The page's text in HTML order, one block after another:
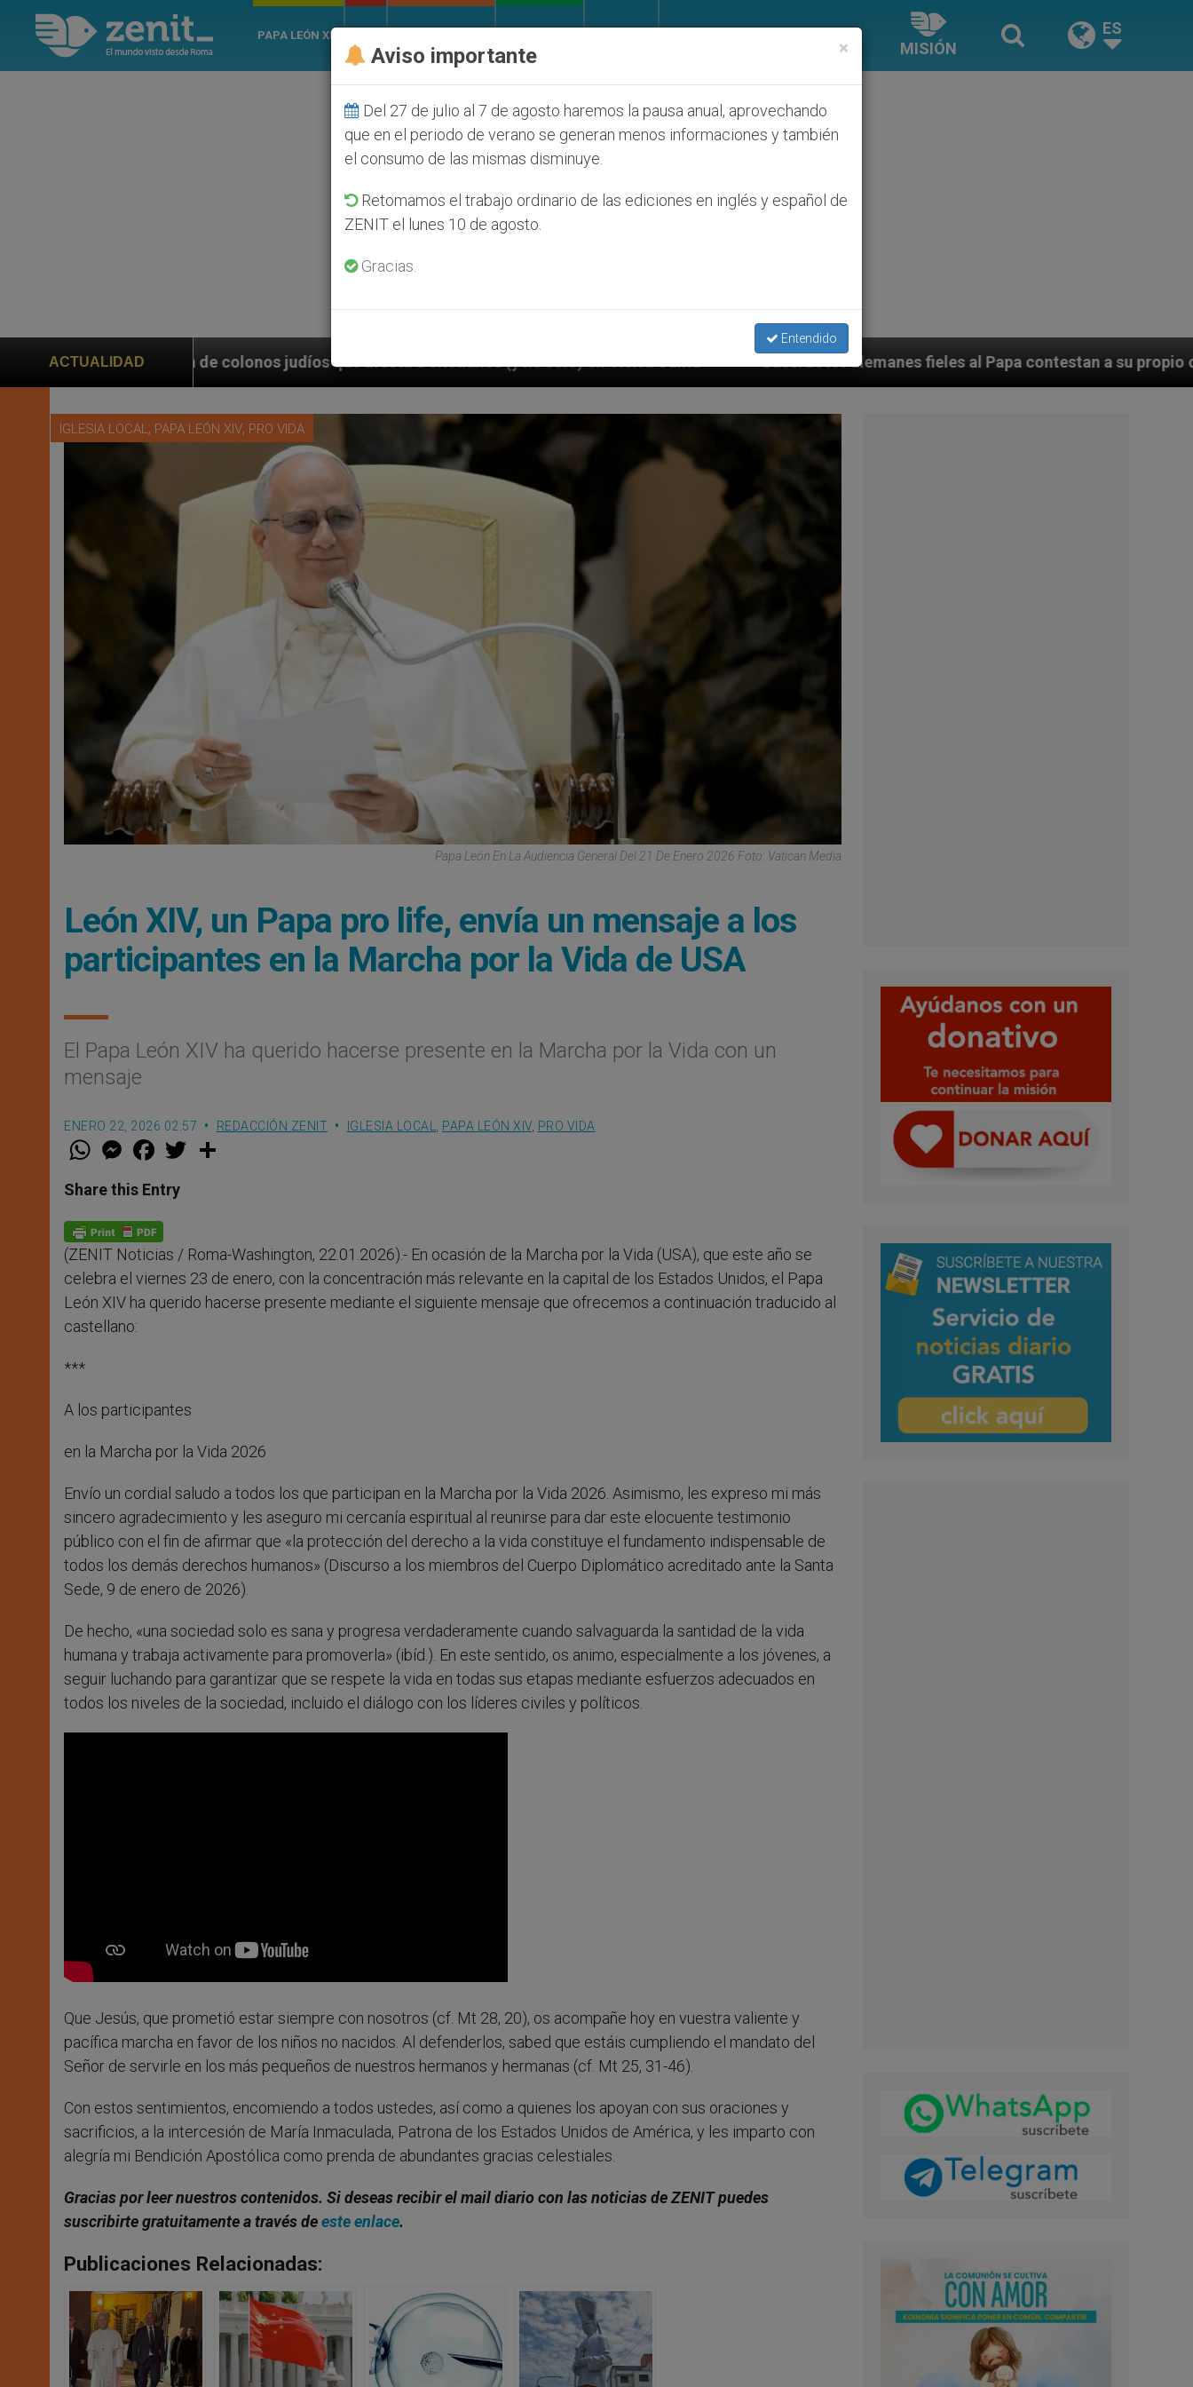
PAPA LEÓN XIV
MISIÓN
ES
ACTUALIDAD
judíos que afecta a cristianos (y no sólo) en Tierra Santa Sacerdotes alemanes fieles al Papa contestan a su propio obispo (y cardenal) quien
IGLESIA LOCAL, PAPA LEÓN XIV, PRO VIDA
Papa León En La Audiencia General Del 21 De Enero 2026 Foto: Vatican Media
León XIV, un Papa pro life, envía un mensaje a los
participantes en la Marcha por la Vida de USA
El Papa León XIV ha querido hacerse presente en la Marcha por la Vida con un
mensaje
ENERO 22, 2026 02:57 REDACCIÓN ZENIT IGLESIA LOCAL PAPA LEÓN XIV, PRO VIDA
W
t
s
p
p
M
e
s
e
g
e
r
F
a
e
b
o
k
w
Share this Entry
(ZENIT Noticias / Roma-Washington, 22.01.2026).- En ocasión de la Marcha por la Vida (USA), que este año se
celebra el viernes 23 de enero, con la concentración más relevante en la capital de los Estados Unidos, el Papa
León XIV ha querido hacerse presente mediante el siguiente mensaje que ofrecemos a continuación traducido al
castellano:
***
A los participantes
en la Marcha por la Vida 2026
Envío un cordial saludo a todos los que participan en la Marcha por la Vida 2026. Asimismo, les expreso mi más
sincero agradecimiento y les aseguro mi cercanía espiritual al reunirse para dar este elocuente testimonio
público con el fin de afirmar que «la protección del derecho a la vida constituye el fundamento indispensable de
todos los demás derechos humanos» (Discurso a los miembros del Cuerpo Diplomático acreditado ante la Santa
Sede, 9 de enero de 2026).
De hecho, «una sociedad solo es sana y progresa verdaderamente cuando salvaguarda la santidad de la vida
humana y trabaja activamente para promoverla» (ibíd.). En este sentido, os animo, especialmente a los jóvenes, a
seguir luchando para garantizar que se respete la vida en todas sus etapas mediante esfuerzos adecuados en
todos los niveles de la sociedad, incluido el diálogo con los líderes civiles y políticos.
Que Jesús, que prometió estar siempre con nosotros (cf. Mt 28, 20), os acompañe hoy en vuestra valiente y
pacífica marcha en favor de los niños no nacidos. Al defenderlos, sabed que estáis cumpliendo el mandato del
Señor de servirle en los más pequeños de nuestros hermanos y hermanas (cf. Mt 25, 31-46).
Con estos sentimientos, encomiendo a todos ustedes, así como a quienes los apoyan con sus oraciones y
sacrificios, a la intercesión de María Inmaculada, Patrona de los Estados Unidos de América, y les imparto con
alegría mi Bendición Apostólica como prenda de abundantes gracias celestiales.
Gracias por leer nuestros contenidos. Si deseas recibir el mail diario con las noticias de ZENIT puedes
suscribirte gratuitamente a través deeste enlace.
Publicaciones Relacionadas:
×
Aviso importante
Del 27 de julio al 7 de agosto haremos la pausa anual, aprovechando
que en el periodo de verano se generan menos informaciones y también
el consumo de las mismas disminuye.
Retomamos el trabajo ordinario de las ediciones en inglés y español de
ZENIT el lunes 10 de agosto.
Gracias.
Entendido